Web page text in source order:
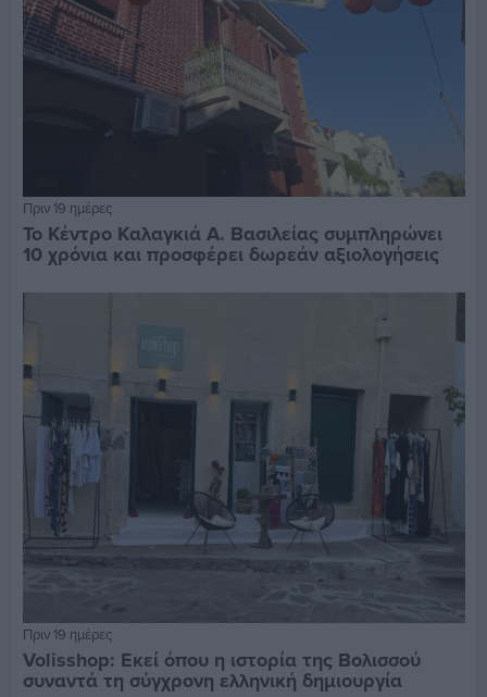
Πριν 19 ημέρες
Το Κέντρο Καλαγκιά Α. Βασιλείας συμπληρώνει
10 χρόνια και προσφέρει δωρεάν αξιολογήσεις
Πριν 19 ημέρες
Volisshop: Εκεί όπου η ιστορία της Βολισσού
συναντά τη σύγχρονη ελληνική δημιουργία